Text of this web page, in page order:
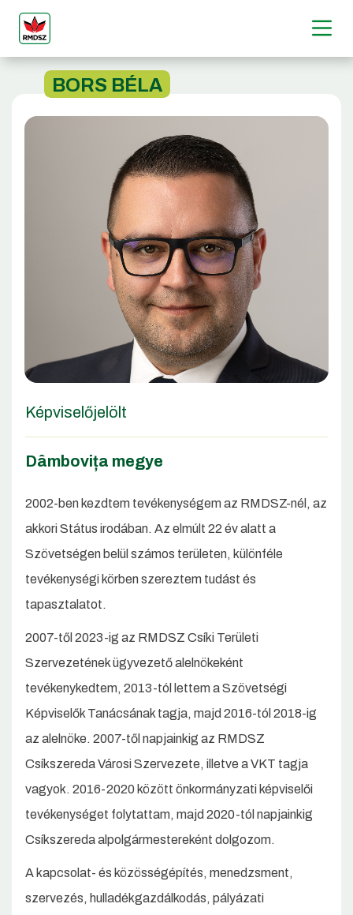
BORS BÉLA
Képviselőjelölt
Dâmbovița megye
2002-ben kezdtem tevékenységem az RMDSZ-nél, az
akkori Státus irodában. Az elmúlt 22 év alatt a
Szövetségen belül számos területen, különféle
tevékenységi körben szereztem tudást és
tapasztalatot.
2007-től 2023-ig az RMDSZ Csíki Területi
Szervezetének ügyvezető alelnökeként
tevékenykedtem, 2013-tól lettem a Szövetségi
Képviselők Tanácsának tagja, majd 2016-tól 2018-ig
az alelnöke. 2007-től napjainkig az RMDSZ
Csíkszereda Városi Szervezete, illetve a VKT tagja
vagyok. 2016-2020 között önkormányzati képviselői
tevékenységet folytattam, majd 2020-tól napjainkig
Csíkszereda alpolgármestereként dolgozom.
A kapcsolat- és közösségépítés, menedzsment,
szervezés, hulladékgazdálkodás, pályázati